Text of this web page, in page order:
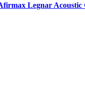
Afirmax Legnar